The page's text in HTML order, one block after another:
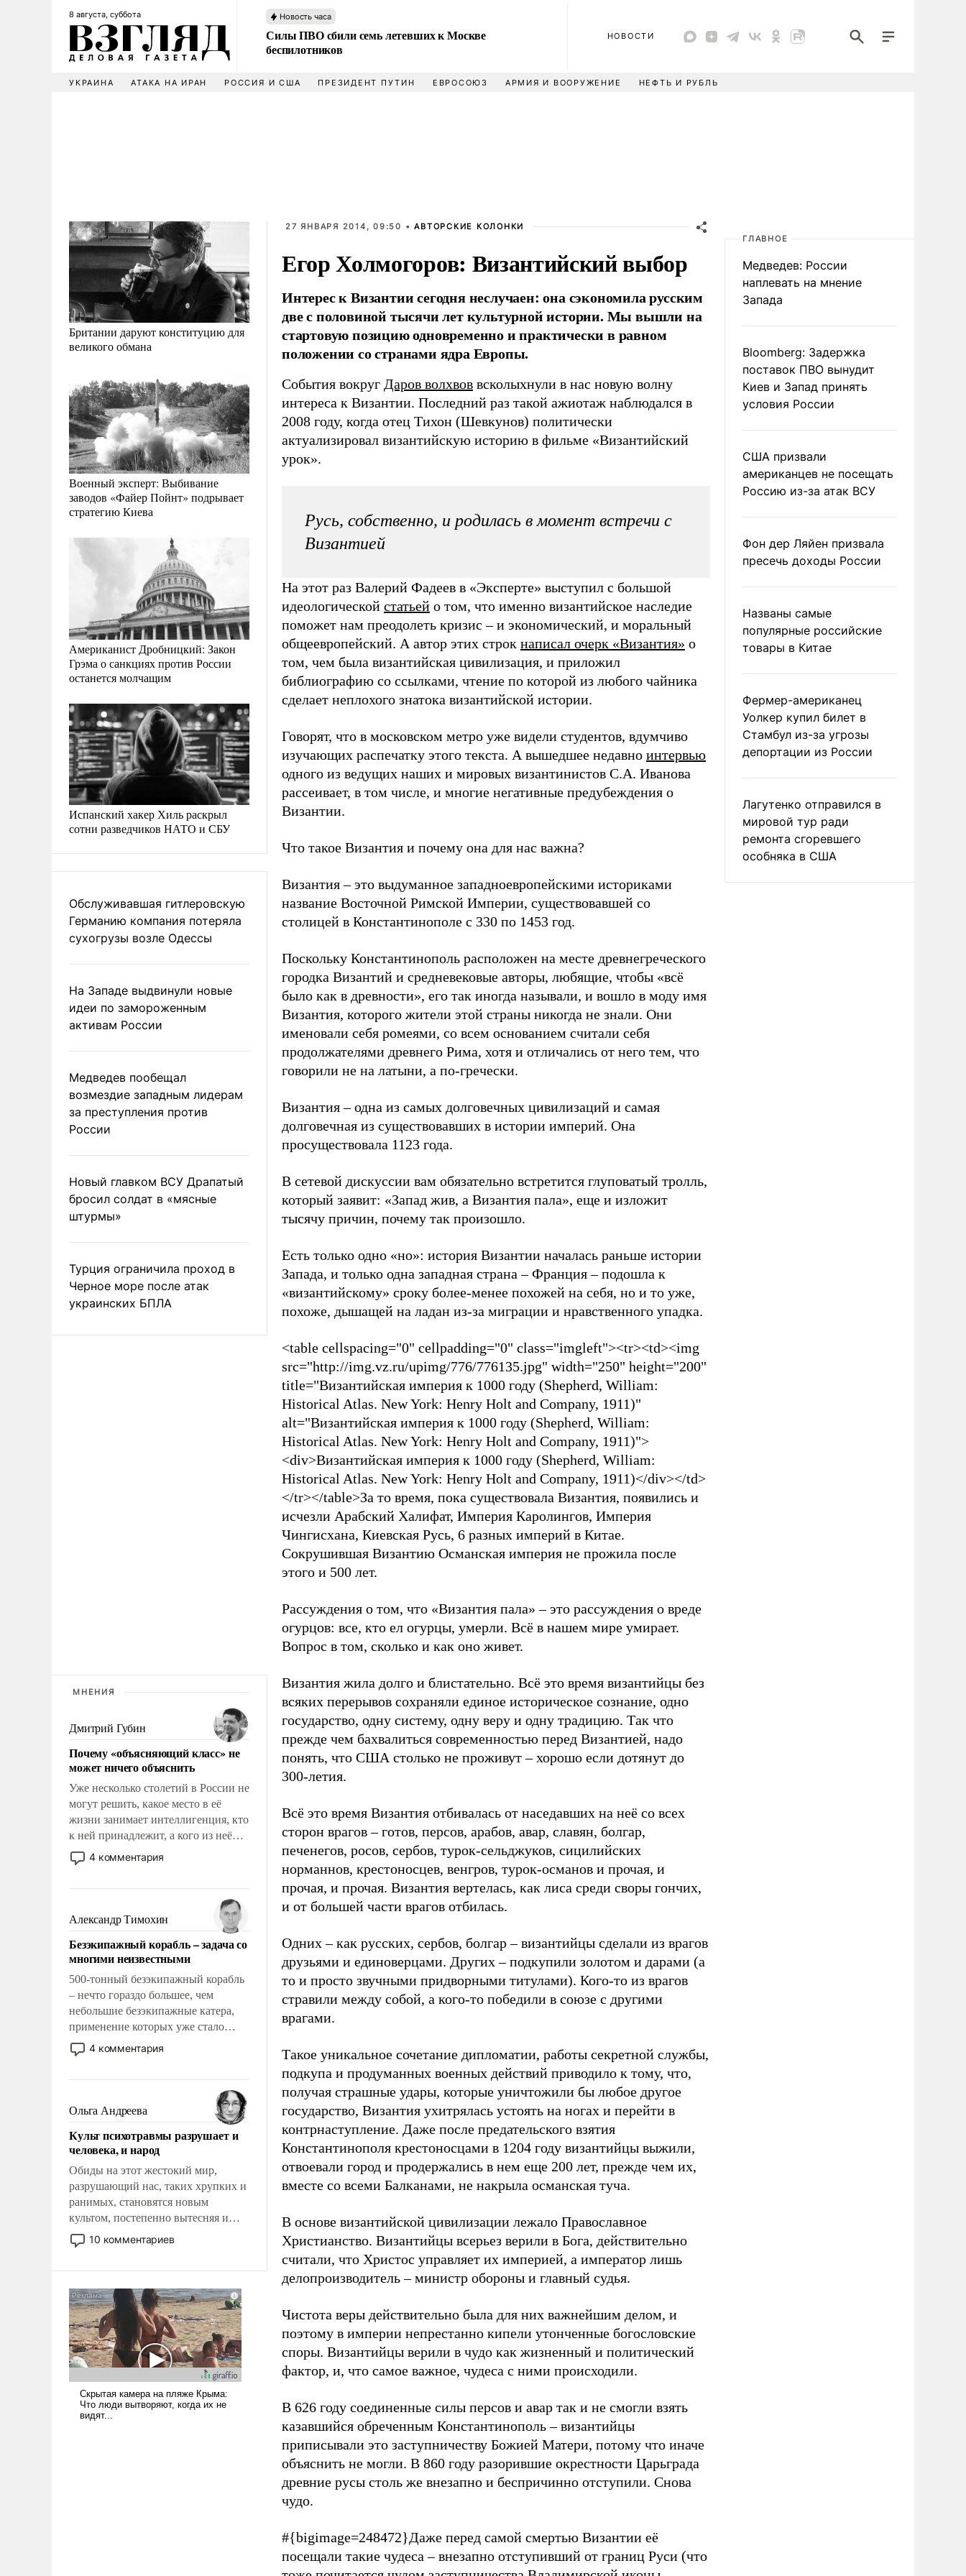
8 августа, суббота Новость часа
Силы ПВО сбили семь летевших к Москве
беспилотников
НОВОСТИ
УКРАИНА АТАКА НА ИРАН РОССИЯ И США ПРЕЗИДЕНТ ПУТИН ЕВРОСОЮЗ АРМИЯ И ВООРУЖЕНИЕ НЕФТЬ И РУБЛЬ
Британии даруют конституцию для
великого обмана
Военный эксперт: Выбивание
заводов «Файер Пойнт» подрывает
стратегию Киева
Американист Дробницкий: Закон
Грэма о санкциях против России
останется молчащим
Испанский хакер Хиль раскрыл
сотни разведчиков НАТО и СБУ
Обслуживавшая гитлеровскую
Германию компания потеряла
сухогрузы возле Одессы
На Западе выдвинули новые
идеи по замороженным
активам России
Медведев пообещал
возмездие западным лидерам
за преступления против
России
Новый главком ВСУ Драпатый
бросил солдат в «мясные
штурмы»
Турция ограничила проход в
Черное море после атак
украинских БПЛА
МНЕНИЯ
Дмитрий Губин
Почему «объясняющий класс» не
может ничего объяснить
Уже несколько столетий в России не
могут решить, какое место в её
жизни занимает интеллигенция, кто
к ней принадлежит, а кого из неё
исключили с правом
восстановления и без оного. И чем
казалось, что эти вопросы решены
раз и навсегда, но – нет, не решены.
4 комментария
Александр Тимохин
Безэкипажный корабль – задача со
многими неизвестными
500-тонный безэкипажный корабль
– нечто гораздо большее, чем
небольшие безэкипажные катера,
применение которых уже стало
обыденностью. Задача по созданию
такого корабля очень сложна и
реализация радикально поднимет
наши боевые возможности.
4 комментария
Ольга Андреева
Культ психотравмы разрушает и
человека, и народ
Обиды на этот жестокий мир,
разрушающий нас, таких хрупких и
ранимых, становятся новым
культом, постепенно вытесняя и
отменяя традиционное требование к
человеку – быть мужественным и
слабым, идти вперед и
адаптироваться.
10 комментариев
27 ЯНВАРЯ 2014, 09:50 •АВТОРСКИЕ КОЛОНКИ
Егор Холмогоров: Византийский выбор
Интерес к Византии сегодня неслучаен: она сэкономила русским
две с половиной тысячи лет культурной истории. Мы вышли на
стартовую позицию одновременно и практически в равном
положении со странами ядра Европы.
События вокруг Даров волхвов всколыхнули в нас новую волну
интереса к Византии. Последний раз такой ажиотаж наблюдался в
2008 году, когда отец Тихон (Шевкунов) политически
актуализировал византийскую историю в фильме «Византийский
урок».
Русь, собственно, и родилась в момент встречи с
Византией
На этот раз Валерий Фадеев в «Эксперте» выступил с большой
идеологической статьей о том, что именно византийское наследие
поможет нам преодолеть кризис – и экономический, и моральный
общеевропейский. А автор этих строк написал очерк «Византия» о
том, чем была византийская цивилизация, и приложил
библиографию со ссылками, чтение по которой из любого чайника
сделает неплохого знатока византийской истории.
Говорят, что в московском метро уже видели студентов, вдумчиво
изучающих распечатку этого текста. А вышедшее недавно интервью
одного из ведущих наших и мировых византинистов С.А. Иванова
рассеивает, в том числе, и многие негативные предубеждения о
Византии.
Что такое Византия и почему она для нас важна?
Византия – это выдуманное западноевропейскими историками
название Восточной Римской Империи, существовавшей со
столицей в Константинополе с 330 по 1453 год.
Поскольку Константинополь расположен на месте древнегреческого
городка Византий и средневековые авторы, любящие, чтобы «всё
было как в древности», его так иногда называли, и вошло в моду имя
Византия, которого жители этой страны никогда не знали. Они
именовали себя ромеями, со всем основанием считали себя
продолжателями древнего Рима, хотя и отличались от него тем, что
говорили не на латыни, а по-гречески.
Византия – одна из самых долговечных цивилизаций и самая
долговечная из существовавших в истории империй. Она
просуществовала 1123 года.
В сетевой дискуссии вам обязательно встретится глуповатый тролль,
который заявит: «Запад жив, а Византия пала», еще и изложит
тысячу причин, почему так произошло.
Есть только одно «но»: история Византии началась раньше истории
Запада, и только одна западная страна – Франция – подошла к
«византийскому» сроку более-менее похожей на себя, но и то уже,
похоже, дышащей на ладан из-за миграции и нравственного упадка.
<table cellspacing="0" cellpadding="0" class="imgleft"><tr><td><img
src="http://img.vz.ru/upimg/776/776135.jpg" width="250" height="200"
title="Византийская империя к 1000 году (Shepherd, William:
Historical Atlas. New York: Henry Holt and Company, 1911)"
alt="Византийская империя к 1000 году (Shepherd, William:
Historical Atlas. New York: Henry Holt and Company, 1911)">
<div>Византийская империя к 1000 году (Shepherd, William:
Historical Atlas. New York: Henry Holt and Company, 1911)</div></td>
</tr></table>За то время, пока существовала Византия, появились и
исчезли Арабский Халифат, Империя Каролингов, Империя
Чингисхана, Киевская Русь, 6 разных империй в Китае.
Сокрушившая Византию Османская империя не прожила после
этого и 500 лет.
Рассуждения о том, что «Византия пала» – это рассуждения о вреде
огурцов: все, кто ел огурцы, умерли. Всё в нашем мире умирает.
Вопрос в том, сколько и как оно живет.
Византия жила долго и блистательно. Всё это время византийцы без
всяких перерывов сохраняли единое историческое сознание, одно
государство, одну систему, одну веру и одну традицию. Так что
прежде чем бахвалиться современностью перед Византией, надо
понять, что США столько не проживут – хорошо если дотянут до
300-летия.
Всё это время Византия отбивалась от наседавших на неё со всех
сторон врагов – готов, персов, арабов, авар, славян, болгар,
печенегов, росов, сербов, турок-сельджуков, сицилийских
норманнов, крестоносцев, венгров, турок-османов и прочая, и
прочая, и прочая. Византия вертелась, как лиса среди своры гончих,
и от большей части врагов отбилась.
Одних – как русских, сербов, болгар – византийцы сделали из врагов
друзьями и единоверцами. Других – подкупили золотом и дарами (а
то и просто звучными придворными титулами). Кого-то из врагов
стравили между собой, а кого-то победили в союзе с другими
врагами.
Такое уникальное сочетание дипломатии, работы секретной службы,
подкупа и продуманных военных действий приводило к тому, что,
получая страшные удары, которые уничтожили бы любое другое
государство, Византия ухитрялась устоять на ногах и перейти в
контрнаступление. Даже после предательского взятия
Константинополя крестоносцами в 1204 году византийцы выжили,
отвоевали город и продержались в нем еще 200 лет, прежде чем их,
вместе со всеми Балканами, не накрыла османская туча.
В основе византийской цивилизации лежало Православное
Христианство. Византийцы всерьез верили в Бога, действительно
считали, что Христос управляет их империей, а император лишь
делопроизводитель – министр обороны и главный судья.
Чистота веры действительно была для них важнейшим делом, и
поэтому в империи непрестанно кипели утонченные богословские
споры. Византийцы верили в чудо как жизненный и политический
фактор, и, что самое важное, чудеса с ними происходили.
В 626 году соединенные силы персов и авар так и не смогли взять
казавшийся обреченным Константинополь – византийцы
приписывали это заступничеству Божией Матери, потому что иначе
объяснить не могли. В 860 году разорившие окрестности Царьграда
древние русы столь же внезапно и беспричинно отступили. Снова
чудо.
#{bigimage=248472}Даже перед самой смертью Византии её
посещали такие чудеса – внезапно отступивший от границ Руси (что
ГЛАВНОЕ
Медведев: России
наплевать на мнение
Запада
Bloomberg: Задержка
поставок ПВО вынудит
Киев и Запад принять
условия России
США призвали
американцев не посещать
Россию из-за атак ВСУ
Фон дер Ляйен призвала
пресечь доходы России
Названы самые
популярные российские
товары в Китае
Фермер-американец
Уолкер купил билет в
Стамбул из-за угрозы
депортации из России
Лагутенко отправился в
мировой тур ради
ремонта сгоревшего
особняка в США